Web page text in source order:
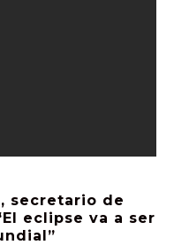
secretario de
eclipse va a ser